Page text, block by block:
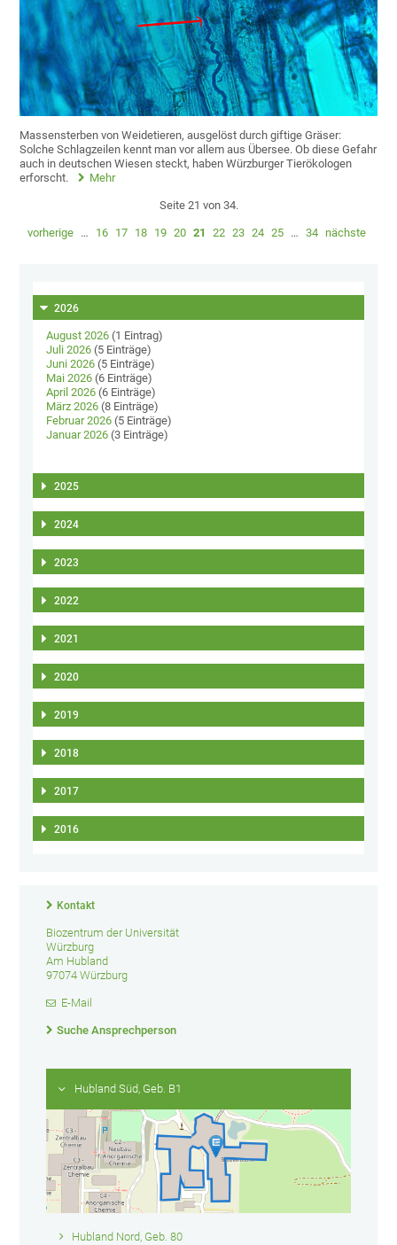
Massensterben von Weidetieren, ausgelöst durch giftige Gräser:
Solche Schlagzeilen kennt man vor allem aus Übersee. Ob diese Gefahr
auch in deutschen Wiesen steckt, haben Würzburger Tierökologen
erforscht.
Mehr
Seite 21 von 34.
vorherige … 16 17 18 19 20 21 22 23 24 25 … 34 nächste
2026
August 2026 (1 Eintrag)
Juli 2026 (5 Einträge)
Juni 2026 (5 Einträge)
Mai 2026 (6 Einträge)
April 2026 (6 Einträge)
März 2026 (8 Einträge)
Februar 2026 (5 Einträge)
Januar 2026 (3 Einträge)
2025
2024
2023
2022
2021
2020
2019
2018
2017
2016
Kontakt
Biozentrum der Universität
Würzburg
Am Hubland
97074 Würzburg
E-Mail
Suche Ansprechperson
Hubland Süd, Geb. B1
Hubland Nord, Geb. 80